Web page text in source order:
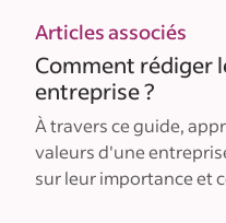
Articles associés
Comment rédiger
entreprise ?
À travers ce guide,
valeurs d'une
sur leur importance et